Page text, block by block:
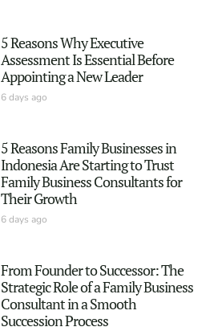
5 Reasons Why Executive
Assessment Is Essential Before
Appointing a New Leader
6 days ago
5 Reasons Family Businesses in
Indonesia Are Starting to Trust
Family Business Consultants for
Their Growth
6 days ago
From Founder to Successor: The
Strategic Role of a Family Business
Consultant in a Smooth
Succession Process